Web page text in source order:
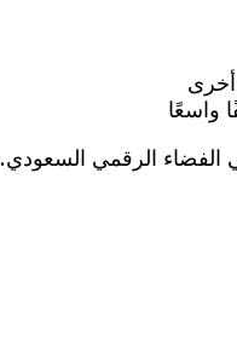
واسعًا
الرقمي السعودي.